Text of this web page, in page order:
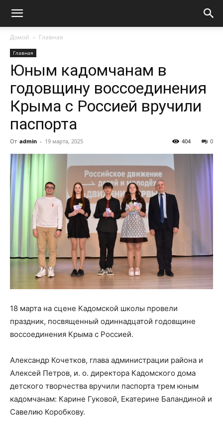
Домой Главная
Главная
Юным кадомчанам в
годовщину воссоединения
Крыма с Россией вручили
паспорта
От admin - 19 марта, 2025 0
404
18 марта на сцене Кадомской школы провели
праздник, посвященный одиннадцатой годовщине
воссоединения Крыма с Россией.
Александр Кочетков, глава администрации района и
Алексей Петров, и. о. директора Кадомского дома
детского творчества вручили паспорта трем юным
кадомчанам: Карине Гуковой, Екатерине Баландиной и
Савелию Коробкову.